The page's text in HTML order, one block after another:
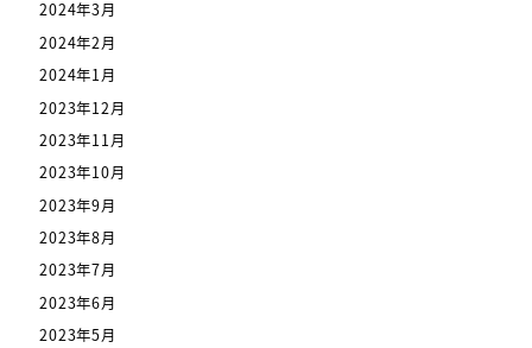
2024年3月
2024年2月
2024年1月
2023年12月
2023年11月
2023年10月
2023年9月
2023年8月
2023年7月
2023年6月
2023年5月